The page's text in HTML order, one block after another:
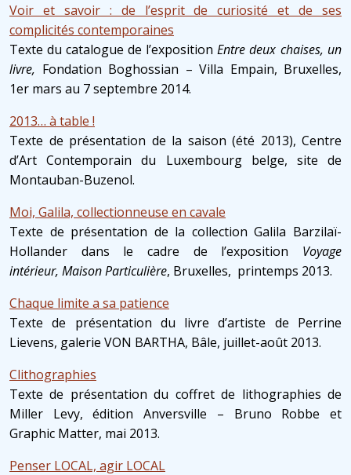
Voir et savoir : de l’esprit de curiosité et de ses
complicités contemporaines
Texte du catalogue de l’exposition Entre deux chaises, un
livre, Fondation Boghossian – Villa Empain, Bruxelles,
1er mars au 7 septembre 2014.
2013… à table !
Texte de présentation de la saison (été 2013), Centre
d’Art Contemporain du Luxembourg belge, site de
Montauban-Buzenol.
Moi, Galila, collectionneuse en cavale
Texte de présentation de la collection Galila Barzilaï-
Hollander dans le cadre de l’exposition Voyage
intérieur, Maison Particulière, Bruxelles, printemps 2013.
Chaque limite a sa patience
Texte de présentation du livre d’artiste de Perrine
Lievens, galerie VON BARTHA, Bâle, juillet-août 2013.
Clithographies
Texte de présentation du coffret de lithographies de
Miller Levy, édition Anversville – Bruno Robbe et
Graphic Matter, mai 2013.
Penser LOCAL, agir LOCAL